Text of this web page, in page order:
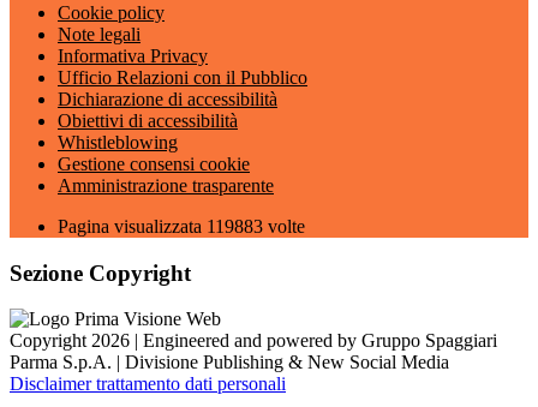
Cookie policy
Note legali
Informativa Privacy
Ufficio Relazioni con il Pubblico
Dichiarazione di accessibilità
Obiettivi di accessibilità
Whistleblowing
Gestione consensi cookie
Amministrazione trasparente
Pagina visualizzata 119883 volte
Sezione Copyright
Copyright 2026 | Engineered and powered by Gruppo Spaggiari
Parma S.p.A. | Divisione Publishing & New Social Media
Disclaimer trattamento dati personali